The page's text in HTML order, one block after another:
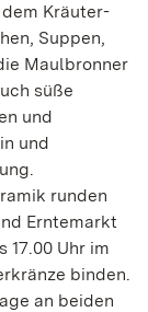
Kräuter-
Suppen,
Maulbronner
süße
und
und
runden
Erntemarkt
17.00 Uhr im
binden.
an beiden